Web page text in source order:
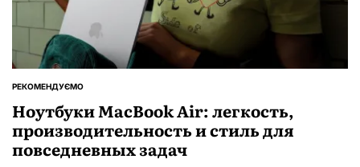
ОПУБЛІКУВАТИ
РЕКОМЕНДУЄМО
Ноутбуки MacBook Air: легкость,
производительность и стиль для
повседневных задач